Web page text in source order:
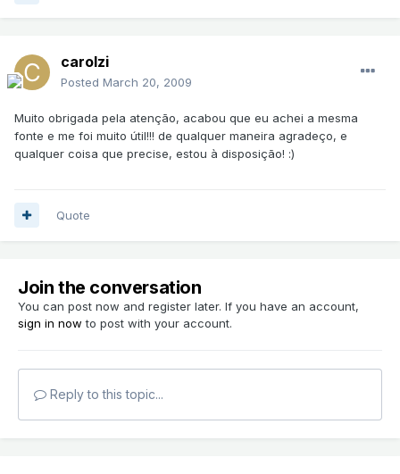
carolzi
Posted March 20, 2009
Muito obrigada pela atenção, acabou que eu achei a mesma
fonte e me foi muito útil!!! de qualquer maneira agradeço, e
qualquer coisa que precise, estou à disposição! :)
Quote
Join the conversation
You can post now and register later. If you have an account,
sign in now to post with your account.
Reply to this topic...